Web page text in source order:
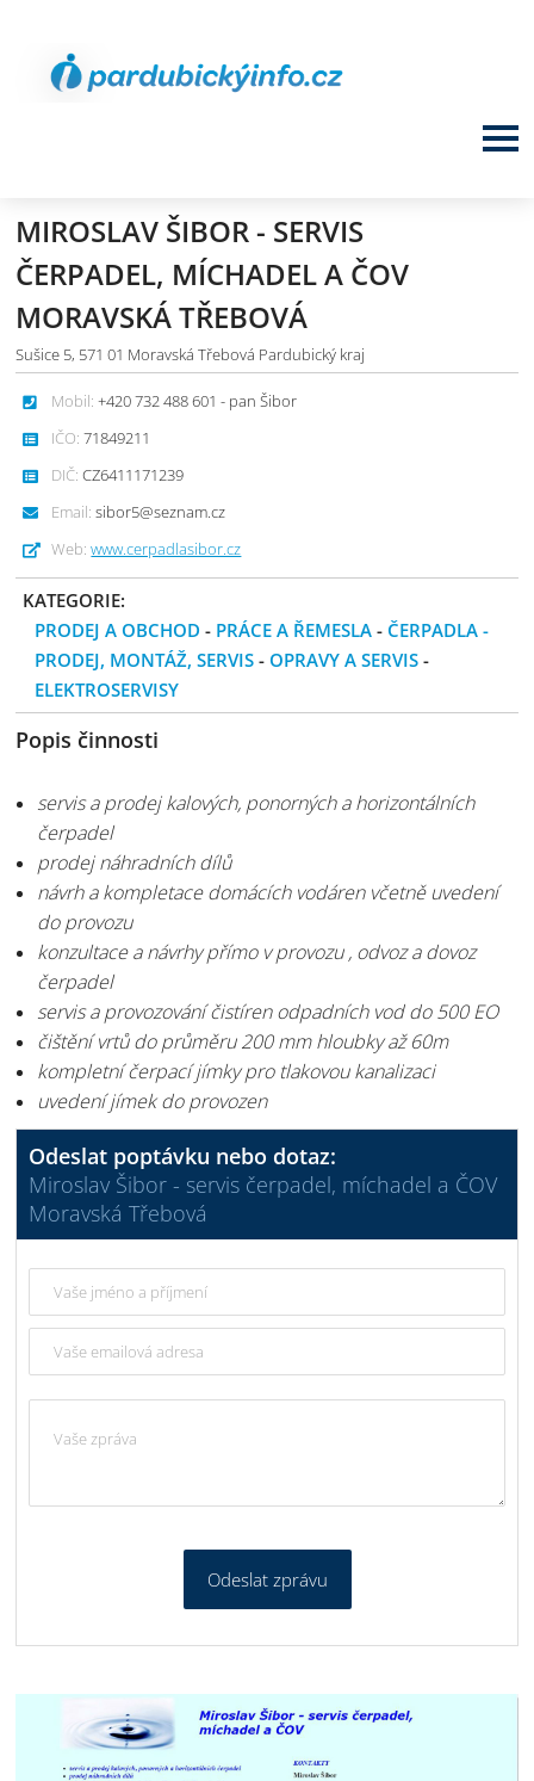
MIROSLAV ŠIBOR - SERVIS
ČERPADEL, MÍCHADEL A ČOV
MORAVSKÁ TŘEBOVÁ
Sušice 5, 571 01 Moravská Třebová Pardubický kraj
Mobil: +420 732 488 601 - pan Šibor
IČO: 71849211
DIČ: CZ6411171239
Email: sibor5@seznam.cz
Web: www.cerpadlasibor.cz
KATEGORIE:
PRODEJ A OBCHOD - PRÁCE A ŘEMESLA - ČERPADLA -
PRODEJ, MONTÁŽ, SERVIS - OPRAVY A SERVIS -
ELEKTROSERVISY
Popis činnosti
servis a prodej kalových, ponorných a horizontálních
čerpadel
prodej náhradních dílů
návrh a kompletace domácích vodáren včetně uvedení
do provozu
konzultace a návrhy přímo v provozu , odvoz a dovoz
čerpadel
servis a provozování čistíren odpadních vod do 500 EO
čištění vrtů do průměru 200 mm hloubky až 60m
kompletní čerpací jímky pro tlakovou kanalizaci
uvedení jímek do provozen
Odeslat poptávku nebo dotaz:
Miroslav Šibor - servis čerpadel, míchadel a ČOV
Moravská Třebová
Odeslat zprávu